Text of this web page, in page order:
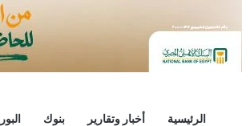
الرئيسية أخبار وتقارير بنوك